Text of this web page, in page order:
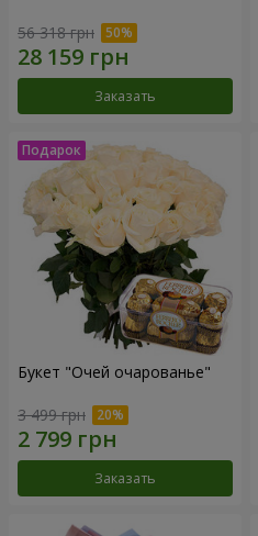
56 318 грн
Заказать
Букет "Очей очарованье"
3 499 грн
Заказать